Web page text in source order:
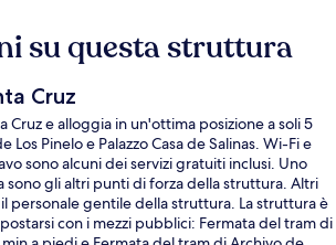
su questa struttura
Cruz
Cruz e alloggia in un'ottima posizione a soli 5
Los Pinelo e Palazzo Casa de Salinas. Wi-Fi e
sono alcuni dei servizi gratuiti inclusi. Uno
sono gli altri punti di forza della struttura. Altri
personale gentile della struttura. La struttura è
con i mezzi pubblici: Fermata del tram di